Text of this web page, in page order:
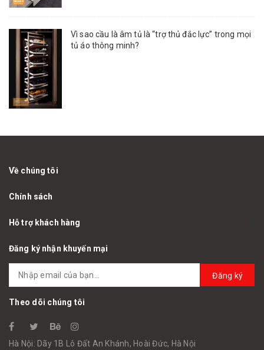
Vì sao cầu là âm tủ là “trợ thủ đắc lực” trong mọi
tủ áo thông minh?
Về chúng tôi
Chính sách
Hỗ trợ khách hàng
Đăng ký nhận khuyến mại
Đăng ký
Theo dõi chúng tôi
Hà Nội: Dãy 1B Lô Đất An Khánh, Hoài Đức, Hà Nội